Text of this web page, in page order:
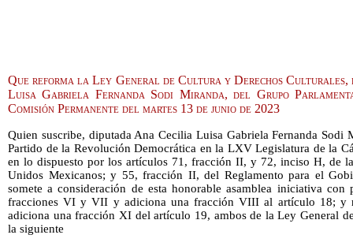
Que reforma la Ley General de Cultura y Derechos Culturales,
Luisa Gabriela Fernanda Sodi Miranda, del Grupo
Comisión Permanente del martes 13 de junio de 2023
Quien suscribe, diputada Ana Cecilia Luisa Gabriela Fernanda Sodi
Partido de la Revolución Democrática en la LXV Legislatura de la
en lo dispuesto por los artículos 71, fracción II, y 72, inciso H, de
Unidos Mexicanos; y 55, fracción II, del Reglamento para el
somete a consideración de esta honorable asamblea iniciativa
fracciones VI y VII y adiciona una fracción VIII al artículo 18;
adiciona una fracción XI del artículo 19, ambos de la Ley General
la siguiente